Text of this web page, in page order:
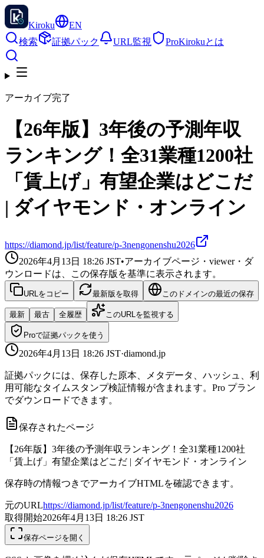
Kiroku
EN
検索
証拠パック URL監視 ProKirokuとは
アーカイブ完了
【26年版】3年後の予測年収
ランキング！全31業種1200社
「賃上げ」有望企業はどこだ
| ダイヤモンド・オンライン
https://diamond.jp/list/feature/p-3nengonenshu2026
2026年4月13日 18:26 JST•アーカイブページ・viewer・ダ
ウンロードは、この保存版を基準に表示されます。
URLをコピー 最新版を取得 このドメインの最近の保存
最新 最古 全履歴 このURLを監視する
Proで証拠パックを使う
2026年4月13日 18:26 JST·diamond.jp
証拠パックには、保存した原本、メタデータ、ハッシュ、利
用可能なタイムスタンプ検証情報が含まれます。Pro プラン
でダウンロードできます。
保存されたページ
【26年版】3年後の予測年収ランキング！全31業種1200社
「賃上げ」有望企業はどこだ | ダイヤモンド・オンライン
保存時の情報つきでアーカイブHTMLを確認できます。
元のURLhttps://diamond.jp/list/feature/p-3nengonenshu2026
取得開始2026年4月13日 18:26 JST
保存ページを開く